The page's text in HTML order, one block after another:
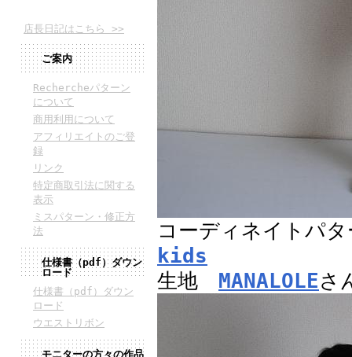
店長日記はこちら >>
ご案内
Rechercheパターン
について
商用利用について
アフィリエイトのご登
録
リンク
特定商取引法に関する
表示
ミスパターン・修正方
法
仕様書（pdf）ダウン
ロード
仕様書（pdf）ダウン
ロード
ウエストリボン
モニターの方々の作品
コーディネイトパ
kids
生地 MANALOLEさ